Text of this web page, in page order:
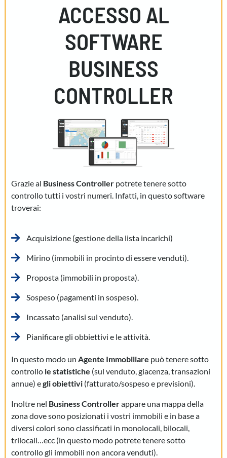
ACCESSO AL
SOFTWARE
BUSINESS
CONTROLLER
Grazie al Business Controllerpotrete tenere sotto
controllo tutti i vostri numeri. Infatti, in questo software
troverai:
Acquisizione (gestione della lista incarichi)
Mirino (immobili in procinto di essere venduti).
Proposta (immobili in proposta).
Sospeso (pagamenti in sospeso).
Incassato (analisi sul venduto).
Pianificare gli obbiettivi e le attività.
In questo modo un Agente Immobiliare può tenere sotto
controllo le statistiche (sul venduto, giacenza, transazioni
annue) egli obiettivi(fatturato/sospeso e previsioni).
Inoltre nel Business Controllerappare una mappa della
zona dove sono posizionati i vostri immobili e in base a
diversi colori sono classificati in monolocali, bilocali,
trilocali…ecc (in questo modo potrete tenere sotto
controllo gli immobili non ancora venduti).